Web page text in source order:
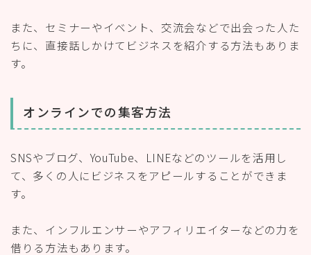
また、セミナーやイベント、交流会などで出会った人た
ちに、直接話しかけてビジネスを紹介する方法もありま
す。
オンラインでの集客方法
SNSやブログ、YouTube、LINEなどのツールを活用し
て、多くの人にビジネスをアピールすることができま
す。
また、インフルエンサーやアフィリエイターなどの力を
借りる方法もあります。